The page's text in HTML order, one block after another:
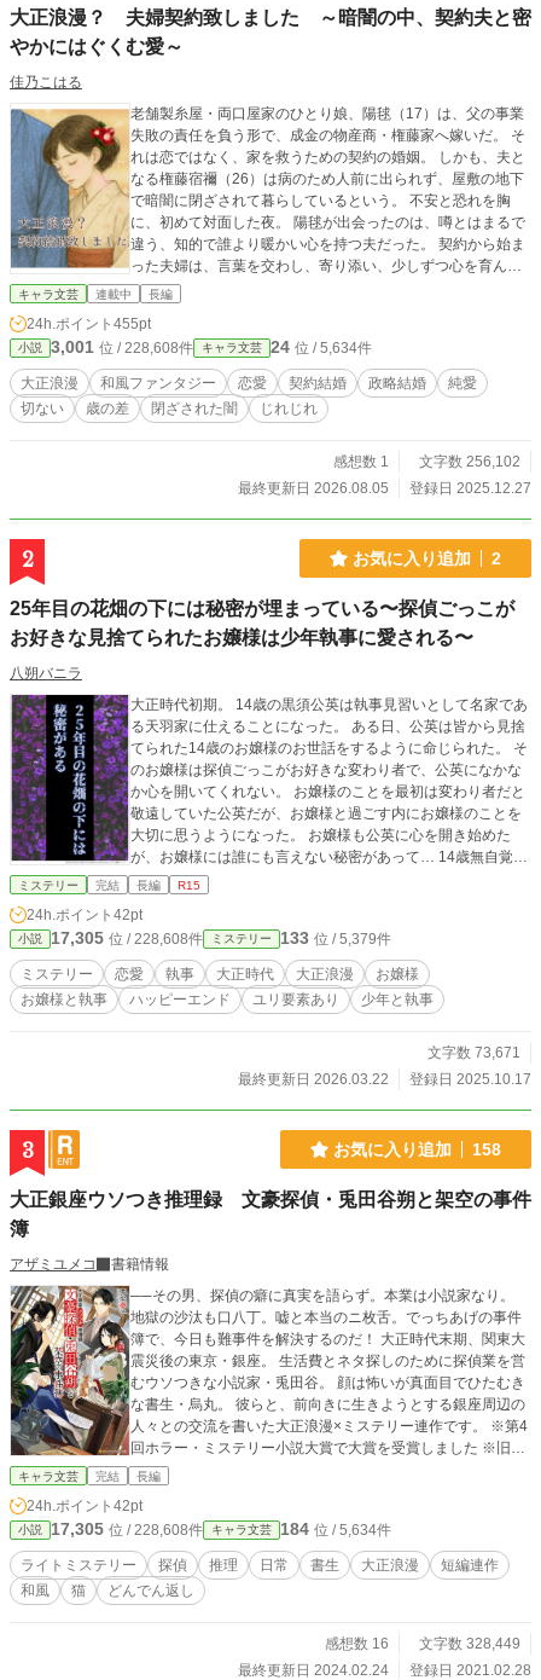
大正浪漫？ 夫婦契約致しました ～暗闇の中、契約夫と密
やかにはぐくむ愛～
佳乃こはる
老舗製糸屋・両口屋家のひとり娘、陽毬（17）は、父の事業
失敗の責任を負う形で、成金の物産商・権藤家へ嫁いだ。 そ
れは恋ではなく、家を救うための契約の婚姻。 しかも、夫と
なる権藤宿禰（26）は病のため人前に出られず、屋敷の地下
で暗闇に閉ざされて暮らしているという。 不安と恐れを胸
に、初めて対面した夜。 陽毬が出会ったのは、噂とはまるで
違う、知的で誰より暖かい心を持つ夫だった。 契約から始ま
った夫婦は、言葉を交わし、寄り添い、少しずつ心を育んで
いく。 これは、温かな闇の中で選び合う、切なくも、けなげ
キャラ文芸 連載中 長編
24h.ポイント 455pt
小説 3,001 位 / 228,608件 キャラ文芸 24 位 / 5,634件
大正浪漫 和風ファンタジー 恋愛 契約結婚 政略結婚
純愛
切ない
歳の差 閉ざされた闇 じれじれ
感想数 1
文字数 256,102
最終更新日 2026.08.05
登録日 2025.12.27
2 お気に入り追加 2
25年目の花畑の下には秘密が埋まっている〜探偵ごっこが
お好きな見捨てられたお嬢様は少年執事に愛される〜
八朔バニラ
大正時代初期。 14歳の黒須公英は執事見習いとして名家であ
る天羽家に仕えることになった。 ある日、公英は皆から見捨
てられた14歳のお嬢様のお世話をするように命じられた。 そ
のお嬢様は探偵ごっこがお好きな変わり者で、公英になかな
か心を開いてくれない。 お嬢様のことを最初は変わり者だと
敬遠していた公英だが、お嬢様と過ごす内にお嬢様のことを
大切に思うようになった。 お嬢様も公英に心を開き始めた
が、お嬢様には誰にも言えない秘密があって… 14歳無自覚見
習い執事×14歳探偵お嬢様
ミステリー 完結 長編 R15
24h.ポイント 42pt
小説 17,305 位 / 228,608件 ミステリー 133 位 / 5,379件
ミステリー 恋愛 執事 大正時代 大正浪漫
お嬢様
お嬢様と執事
ハッピーエンド ユリ要素あり 少年と執事
文字数 73,671
最終更新日 2026.03.22
登録日 2025.10.17
3 お気に入り追加 158
大正銀座ウソつき推理録 文豪探偵・兎田谷朔と架空の事件
簿
アザミユメコ
書籍情報
──その男、探偵の癖に真実を語らず。本業は小説家なり。
地獄の沙汰も口八丁。嘘と本当のニ枚舌。でっちあげの事件
簿で、今日も難事件を解決するのだ！ 大正時代末期、関東大
震災後の東京・銀座。 生活費とネタ探しのために探偵業を営
むウソつきな小説家・兎田谷。 顔は怖いが真面目でひたむき
な書生・烏丸。 彼らと、前向きに生きようとする銀座周辺の
人々との交流を書いた大正浪漫×ミステリー連作です。 ※第4
回ホラー・ミステリー小説大賞で大賞を受賞しました ※旧
題：ウソつき文豪探偵『兎田谷 朔』と架空の事件簿 ※アルフ
キャラ文芸 完結 長編
24h.ポイント 42pt
小説 17,305 位 / 228,608件 キャラ文芸 184 位 / 5,634件
ライトミステリー 探偵 推理 日常 書生 大正浪漫
短編連作
和風
猫 どんでん返し
感想数 16
文字数 328,449
最終更新日 2024.02.24
登録日 2021.02.28